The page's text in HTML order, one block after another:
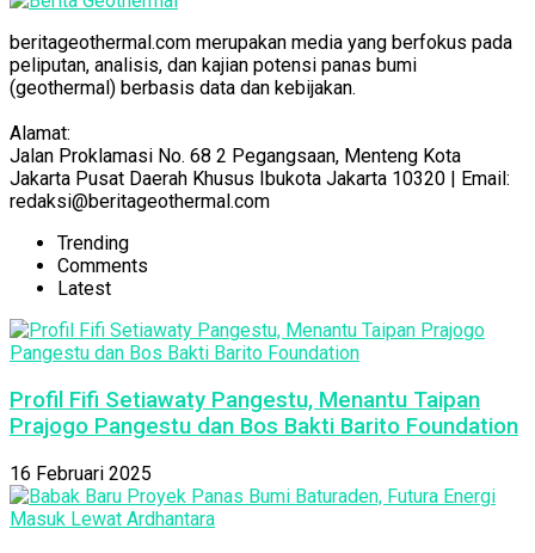
beritageothermal.com merupakan media yang berfokus pada
peliputan, analisis, dan kajian potensi panas bumi
(geothermal) berbasis data dan kebijakan.
Alamat:
Jalan Proklamasi No. 68 2 Pegangsaan, Menteng Kota
Jakarta Pusat Daerah Khusus Ibukota Jakarta 10320 | Email:
redaksi@beritageothermal.com
Trending
Comments
Latest
Profil Fifi Setiawaty Pangestu, Menantu Taipan
Prajogo Pangestu dan Bos Bakti Barito Foundation
16 Februari 2025